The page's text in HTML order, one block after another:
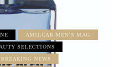
AMILCAR MEN’S MAG
SELECTIONS
BREAKING NEWS